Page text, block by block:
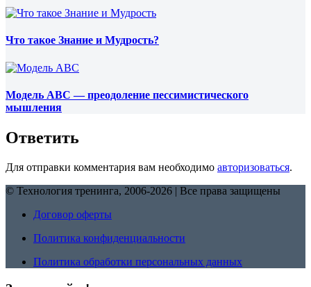
Что такое Знание и Мудрость?
Модель ABC — преодоление пессимистического
мышления
Ответить
Для отправки комментария вам необходимо авторизоваться.
© Технология тренинга, 2006-2026 | Все права защищены
Договор оферты
Политика конфиденциальности
Политика обработки персональных данных